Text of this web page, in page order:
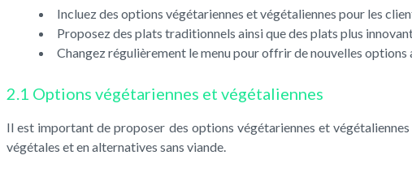
Incluez des options végétariennes et végétaliennes pour les
Proposez des plats traditionnels ainsi que des plats plus
Changez régulièrement le menu pour offrir de nouvelles options
2.1 Options végétariennes et végétaliennes
Il est important de proposer des options végétariennes et
végétales et en alternatives sans viande.